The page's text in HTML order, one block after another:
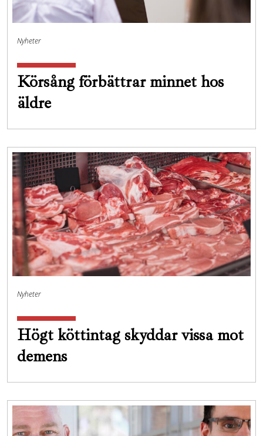
Nyheter
Körsång förbättrar minnet hos
äldre
Nyheter
Högt köttintag skyddar vissa mot
demens